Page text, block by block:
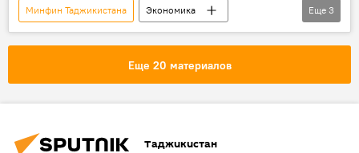
Минфин Таджикистана
Экономика
Таджикистан
кредиты госдолг
Еще 3
Еще 20 материалов
Таджикистан